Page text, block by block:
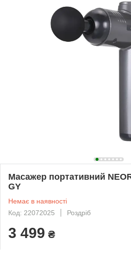
Масажер портативний
GY
Немає в наявності
Код: 22072025
Роздріб
3 499 ₴